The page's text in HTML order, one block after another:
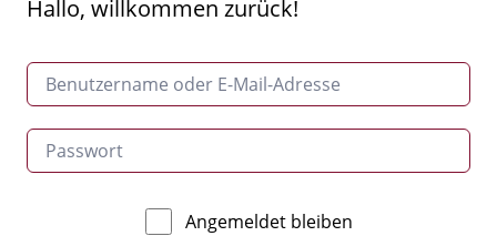
Hallo, willkommen zurück!
Angemeldet bleiben